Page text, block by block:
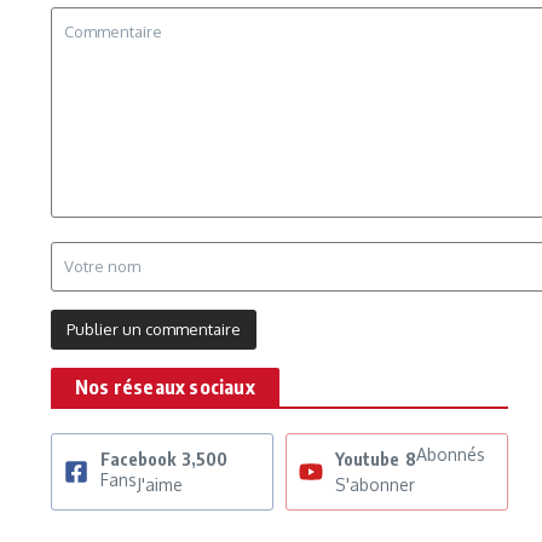
Nos réseaux sociaux
Facebook 3,500
FansJ'aime
Youtube 8Abonnés
S'abonner